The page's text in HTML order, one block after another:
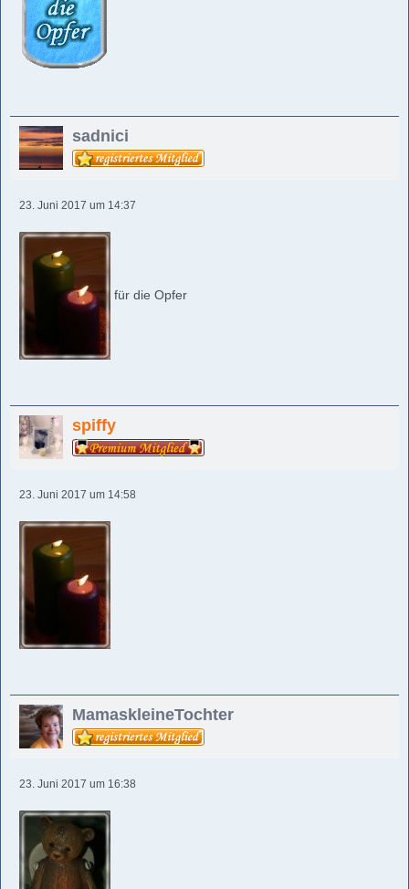
sadnici
23. Juni 2017 um 14:37
für die Opfer
spiffy
23. Juni 2017 um 14:58
MamaskleineTochter
23. Juni 2017 um 16:38